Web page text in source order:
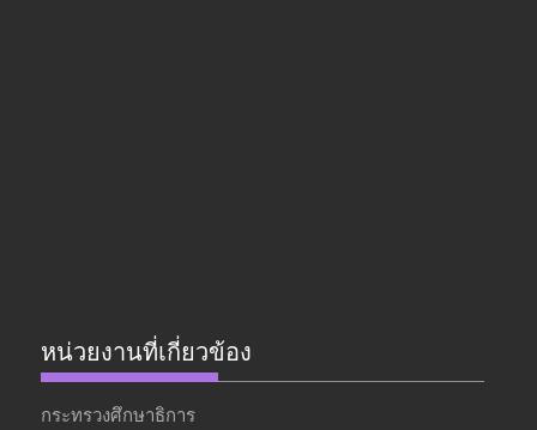
หน่วยงานที่เกี่ยวข้อง
กระทรวงศึกษาธิการ